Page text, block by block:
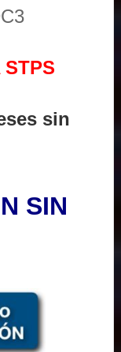
sin
SIN